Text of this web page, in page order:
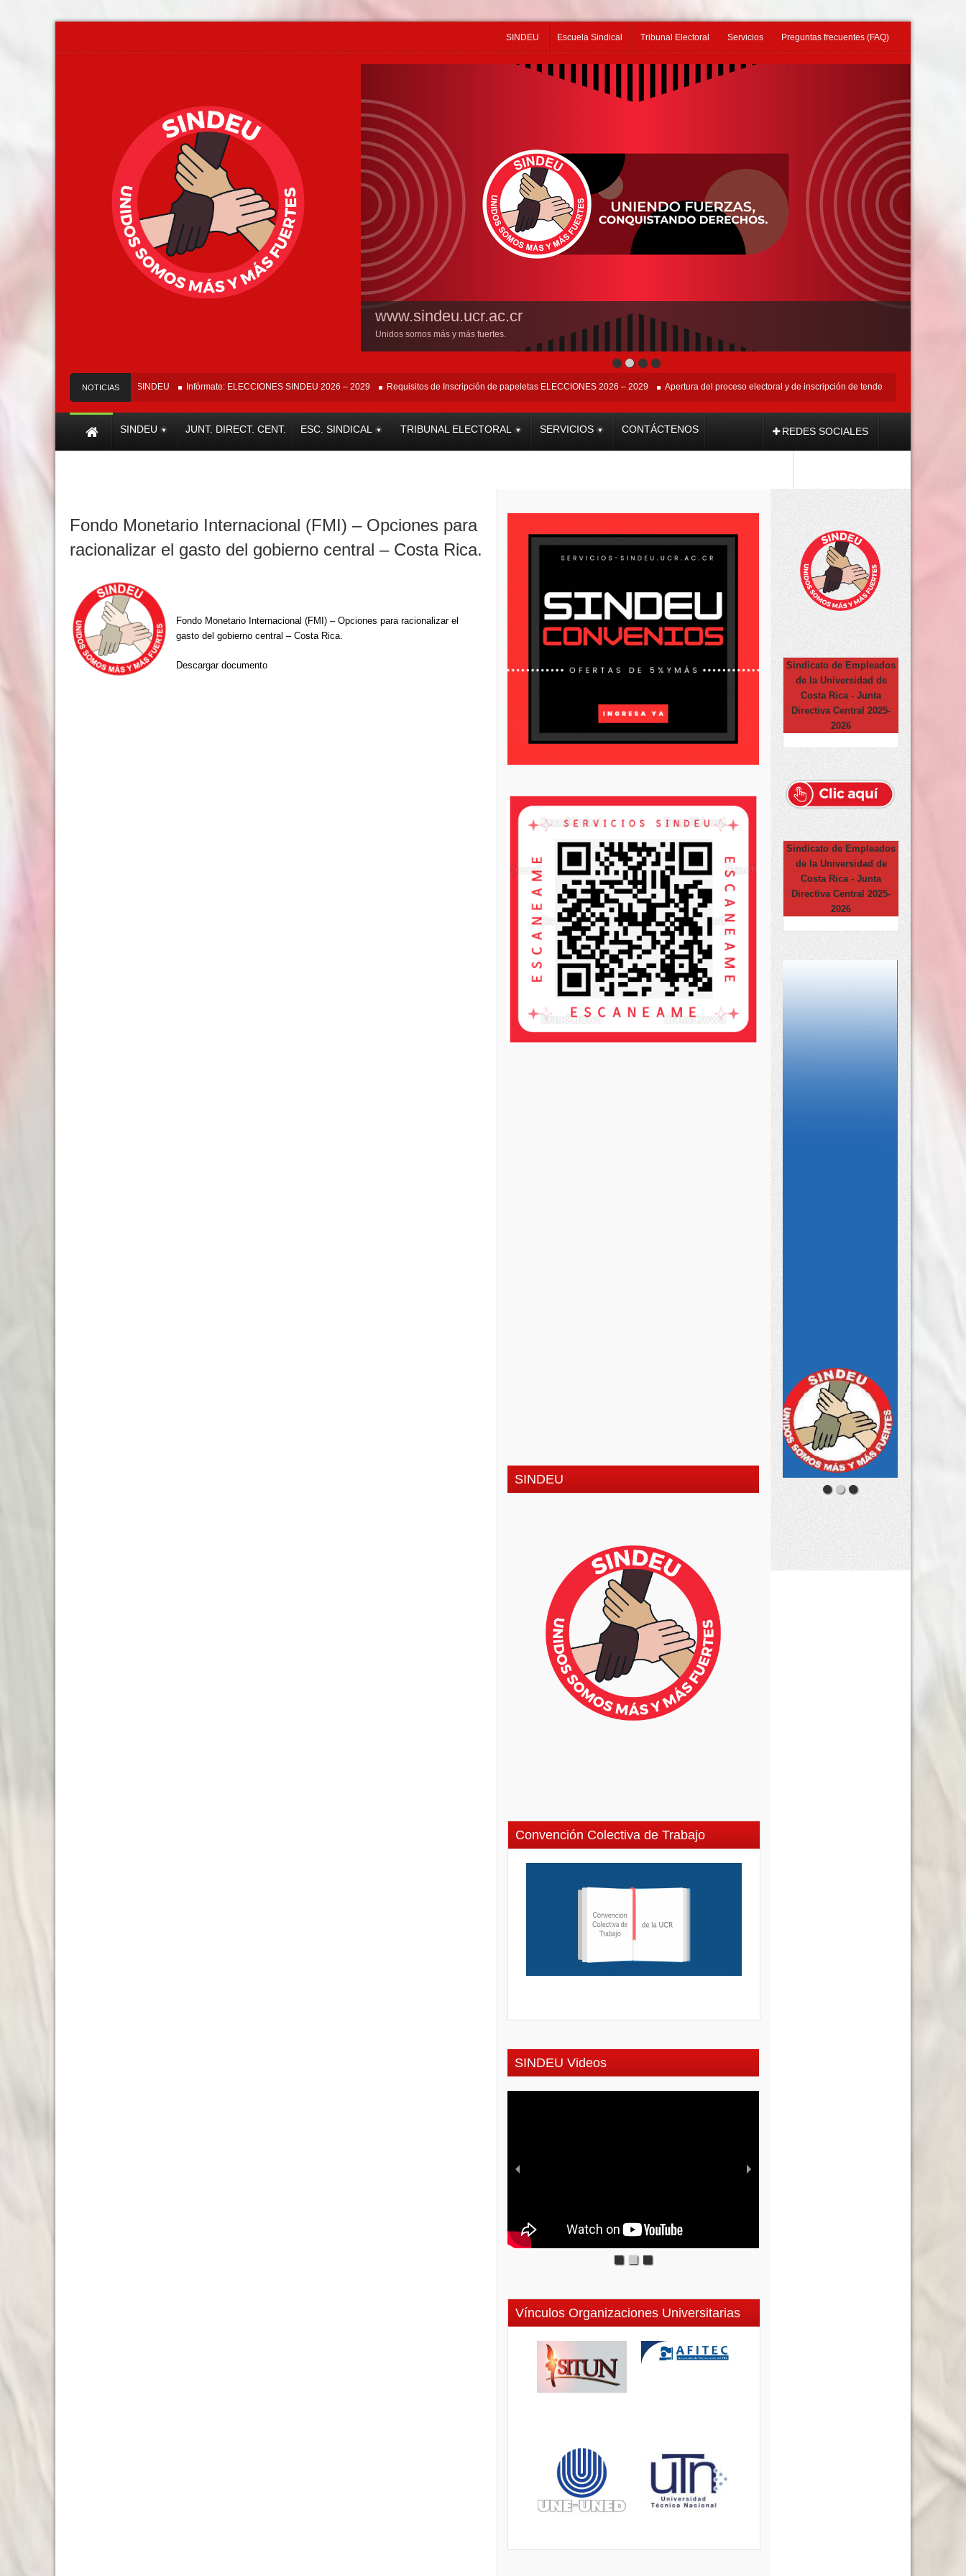
SINDEU Escuela Sindical Tribunal Electoral Servicios Preguntas frecuentes (FAQ)
INFÓRMATE TE-SINDEU: ELECCIONES 2026 –
Disponibilidad y publicación del Padrón Electoral para las Elecciones 2026-2029.
NOTICIAS
Oficial Tribunal del SINDEU Infórmate: ELECCIONES SINDEU 2026 – 2029 Requisitos de Inscripción de papeletas ELECCIONES 2026 – 2029 Apertura del proceso electoral y de inscripción de tendencias del 22 de abril al 22
SINDEU JUNT. DIRECT. CENT. ESC. SINDICAL TRIBUNAL ELECTORAL SERVICIOS CONTÁCTENOS REDES SOCIALES
Fondo Monetario Internacional (FMI) – Opciones para
racionalizar el gasto del gobierno central – Costa Rica.
Fondo Monetario Internacional (FMI) – Opciones para racionalizar el
gasto del gobierno central – Costa Rica.
Descargar documento
SINDEU
Convención Colectiva de Trabajo
SINDEU Videos
Vínculos Organizaciones Universitarias
Sindicato de Empleados
de la Universidad de
Costa Rica - Junta
Directiva Central 2025-
2026
Sindicato de Empleados
de la Universidad de
Costa Rica - Junta
Directiva Central 2025-
2026